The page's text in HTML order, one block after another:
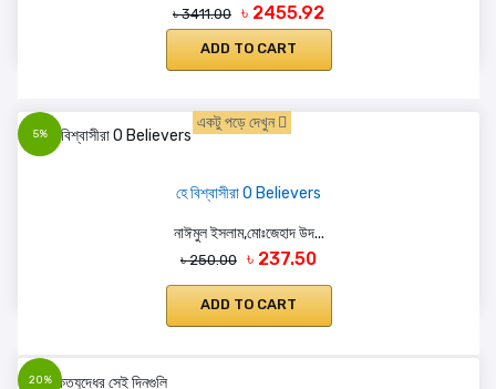
৳ 3411.00 ৳ 2455.92
ADD TO CART
5%
একটু পড়ে দেখুন
হে বিশ্বাসীরা O Believers
নাঈমুল ইসলাম,মোঃজেহাদ উদ...
৳ 250.00 ৳ 237.50
ADD TO CART
20%